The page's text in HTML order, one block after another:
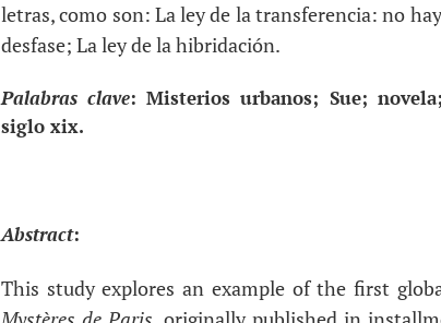
letras, como son: La ley de la transferencia: no
desfase; La ley de la hibridación.
Palabras clave: Misterios urbanos; Sue;
siglo xix.
Abstract:
This study explores an example of the first